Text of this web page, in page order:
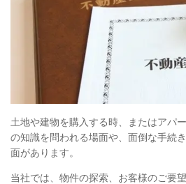
土地や建物を購入する時、またはアパ
の知識を問われる場面や、面倒な手続
面があります。
当社では、物件の探索、お客様のご要